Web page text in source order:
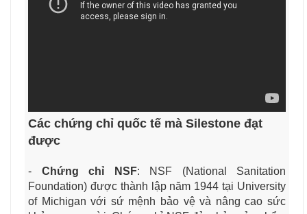
Các chứng chỉ quốc tế mà Silestone đạt
được
- Chứng chỉ NSF: NSF (National Sanitation
Foundation) được thành lập năm 1944 tại University
of Michigan với sứ mệnh bảo vệ và nâng cao sức